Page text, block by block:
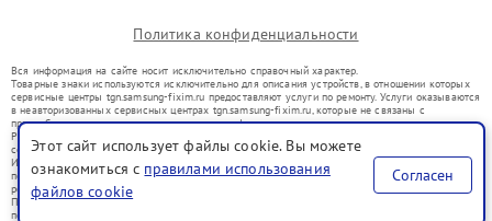
Политика конфиденциальности
Вся информация на сайте носит исключительно справочный характер.
Товарные знаки используются исключительно для описания устройств, в отношении которых
сервисные центры tgn.samsung-fixim.ru предоставляют услуги по ремонту. Услуги оказываются
в неавторизованных сервисных центрах tgn.samsung-fixim.ru, которые не связаны с
правообладателями товарных знаков или их официальными представителями.
Ремонт осуществляется для устройств, уже введенных в гражданский оборот в соответствии
со статьей 1487 ГК РФ.
Использование товарных знаков не преследует цели индивидуализации услуг или введения
потребителей в заблуждение, а служит для информирования о предоставляемых услугах по
ремонту техники указанных брендов.
Представленная на сайте информация не является публичной офертой, определяемой
положениями Статьи 437(2) Гражданского кодекса РФ
Этот сайт использует файлы cookie. Вы можете
ознакомиться с правилами использования
файлов cookie
Согласен